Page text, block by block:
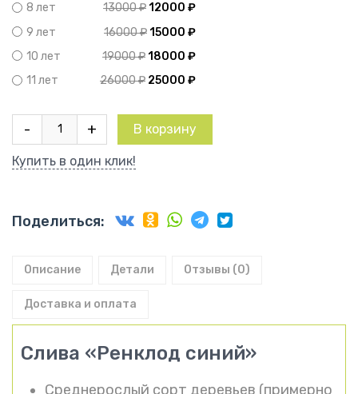
8 лет
13000₽12000 ₽
9 лет
16000₽15000 ₽
10 лет
19000₽18000 ₽
11 лет
26000₽ 25000 ₽
-
Количество
Слива
+ В корзину
Купить в один клик!
Поделиться:
Описание Детали Отзывы (0)
Доставка и оплата
Слива «Ренклод синий»
Среднерослый сорт деревьев (примерно